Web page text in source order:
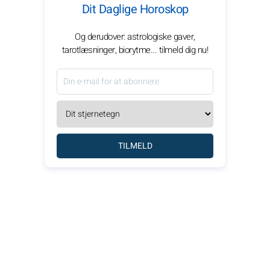
Dit Daglige Horoskop
Og derudover: astrologiske gaver,
tarotlæsninger, biorytme... tilmeld dig nu!
TILMELD